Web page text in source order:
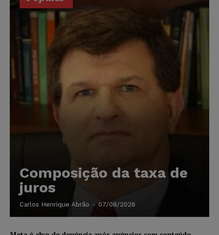
Composição da taxa de
juros
Carlos Henrique Abrão - 07/08/2026